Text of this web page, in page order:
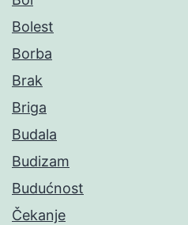
Bolest
Borba
Brak
Briga
Budala
Budizam
Budućnost
Čekanje